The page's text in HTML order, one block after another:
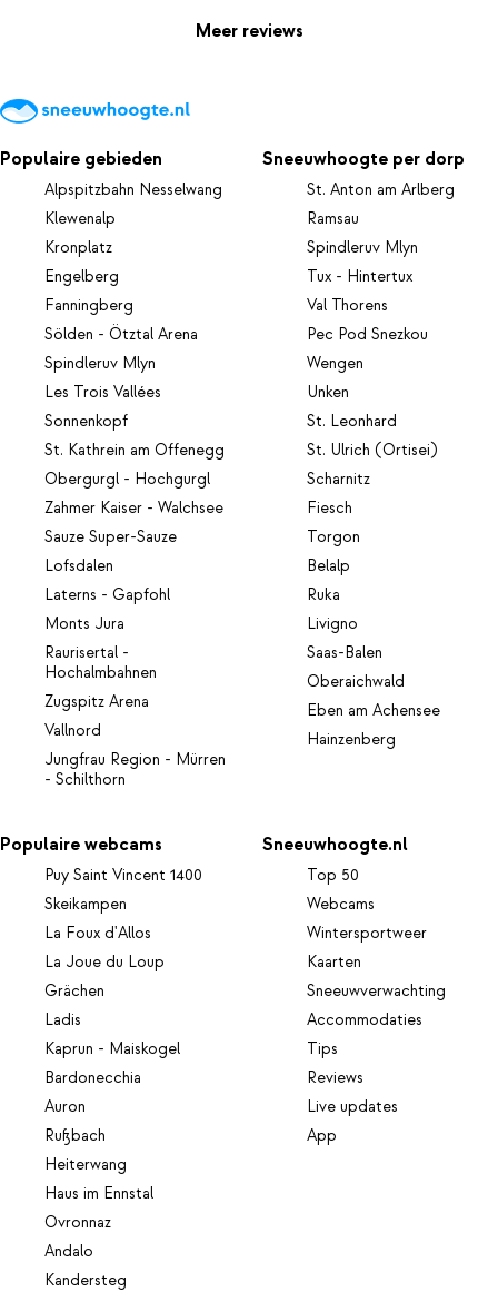
Meer reviews
Populaire gebieden
Alpspitzbahn Nesselwang
Klewenalp
Kronplatz
Engelberg
Fanningberg
Sölden - Ötztal Arena
Spindleruv Mlyn
Les Trois Vallées
Sonnenkopf
St. Kathrein am Offenegg
Obergurgl - Hochgurgl
Zahmer Kaiser - Walchsee
Sauze Super-Sauze
Lofsdalen
Laterns - Gapfohl
Monts Jura
Raurisertal -
Hochalmbahnen
Zugspitz Arena
Vallnord
Jungfrau Region - Mürren
- Schilthorn
Sneeuwhoogte per dorp
St. Anton am Arlberg
Ramsau
Spindleruv Mlyn
Tux - Hintertux
Val Thorens
Pec Pod Snezkou
Wengen
Unken
St. Leonhard
St. Ulrich (Ortisei)
Scharnitz
Fiesch
Torgon
Belalp
Ruka
Livigno
Saas-Balen
Oberaichwald
Eben am Achensee
Hainzenberg
Populaire webcams
Puy Saint Vincent 1400
Skeikampen
La Foux d'Allos
La Joue du Loup
Grächen
Ladis
Kaprun - Maiskogel
Bardonecchia
Auron
Rußbach
Heiterwang
Haus im Ennstal
Ovronnaz
Andalo
Kandersteg
Sneeuwhoogte.nl
Top 50
Webcams
Wintersportweer
Kaarten
Sneeuwverwachting
Accommodaties
Tips
Reviews
Live updates
App